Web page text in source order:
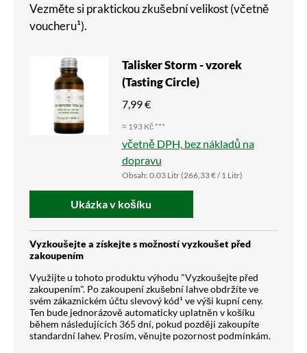
Vezměte si praktickou zkušební velikost (včetně
voucheru¹).
Talisker Storm - vzorek
(Tasting Circle)
7,99 €
≈ 193 Kč ***
včetně DPH, bez nákladů na
dopravu
Obsah: 0.03 Litr(266,33 € / 1 Litr)
Ukázka v košíku
Vyzkoušejte a získejte s možností vyzkoušet před
zakoupením
Využijte u tohoto produktu výhodu "Vyzkoušejte před
zakoupením". Po zakoupení zkušební lahve obdržíte ve
svém zákaznickém účtu slevový kód¹ ve výši kupní ceny.
Ten bude jednorázově automaticky uplatněn v košíku
během následujících 365 dní, pokud později zakoupíte
standardní lahev. Prosím, věnujte pozornost podmínkám.